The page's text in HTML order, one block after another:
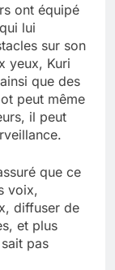
ont équipé
lui
sur son
yeux, Kuri
que des
peut même
il peut
que ce
voix,
diffuser de
et plus
pas